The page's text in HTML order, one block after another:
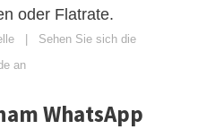
oder Flatrate.
| Sehen Sie sich die
an
WhatsApp